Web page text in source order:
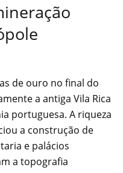
de ouro no final do
a antiga Vila Rica
portuguesa. A riqueza
a construção de
e palácios
a topografia